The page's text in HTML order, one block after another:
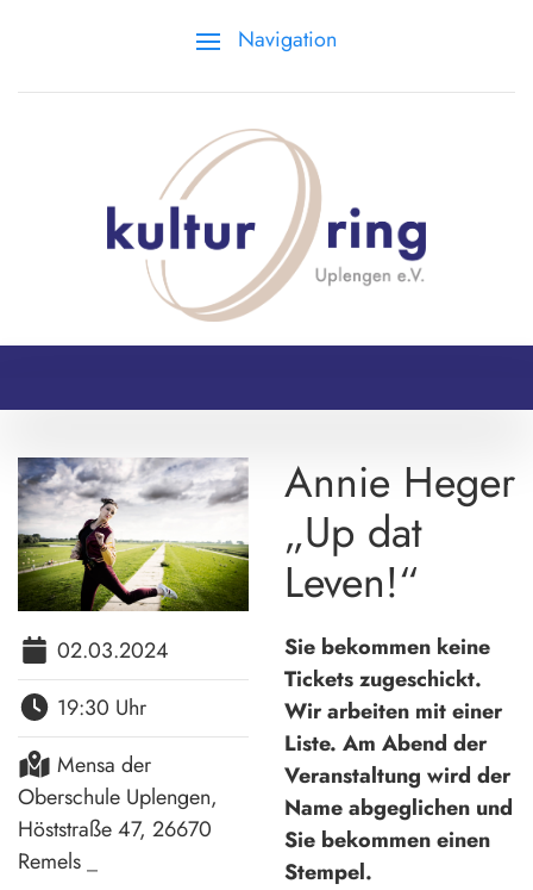
Navigation
02.03.2024
19:30 Uhr
Mensa der
Oberschule Uplengen,
Höststraße 47, 26670
Remels _
Annie Heger
„Up dat
Leven!“
Sie bekommen keine
Tickets zugeschickt.
Wir arbeiten mit einer
Liste. Am Abend der
Veranstaltung wird der
Name abgeglichen und
Sie bekommen einen
Stempel.